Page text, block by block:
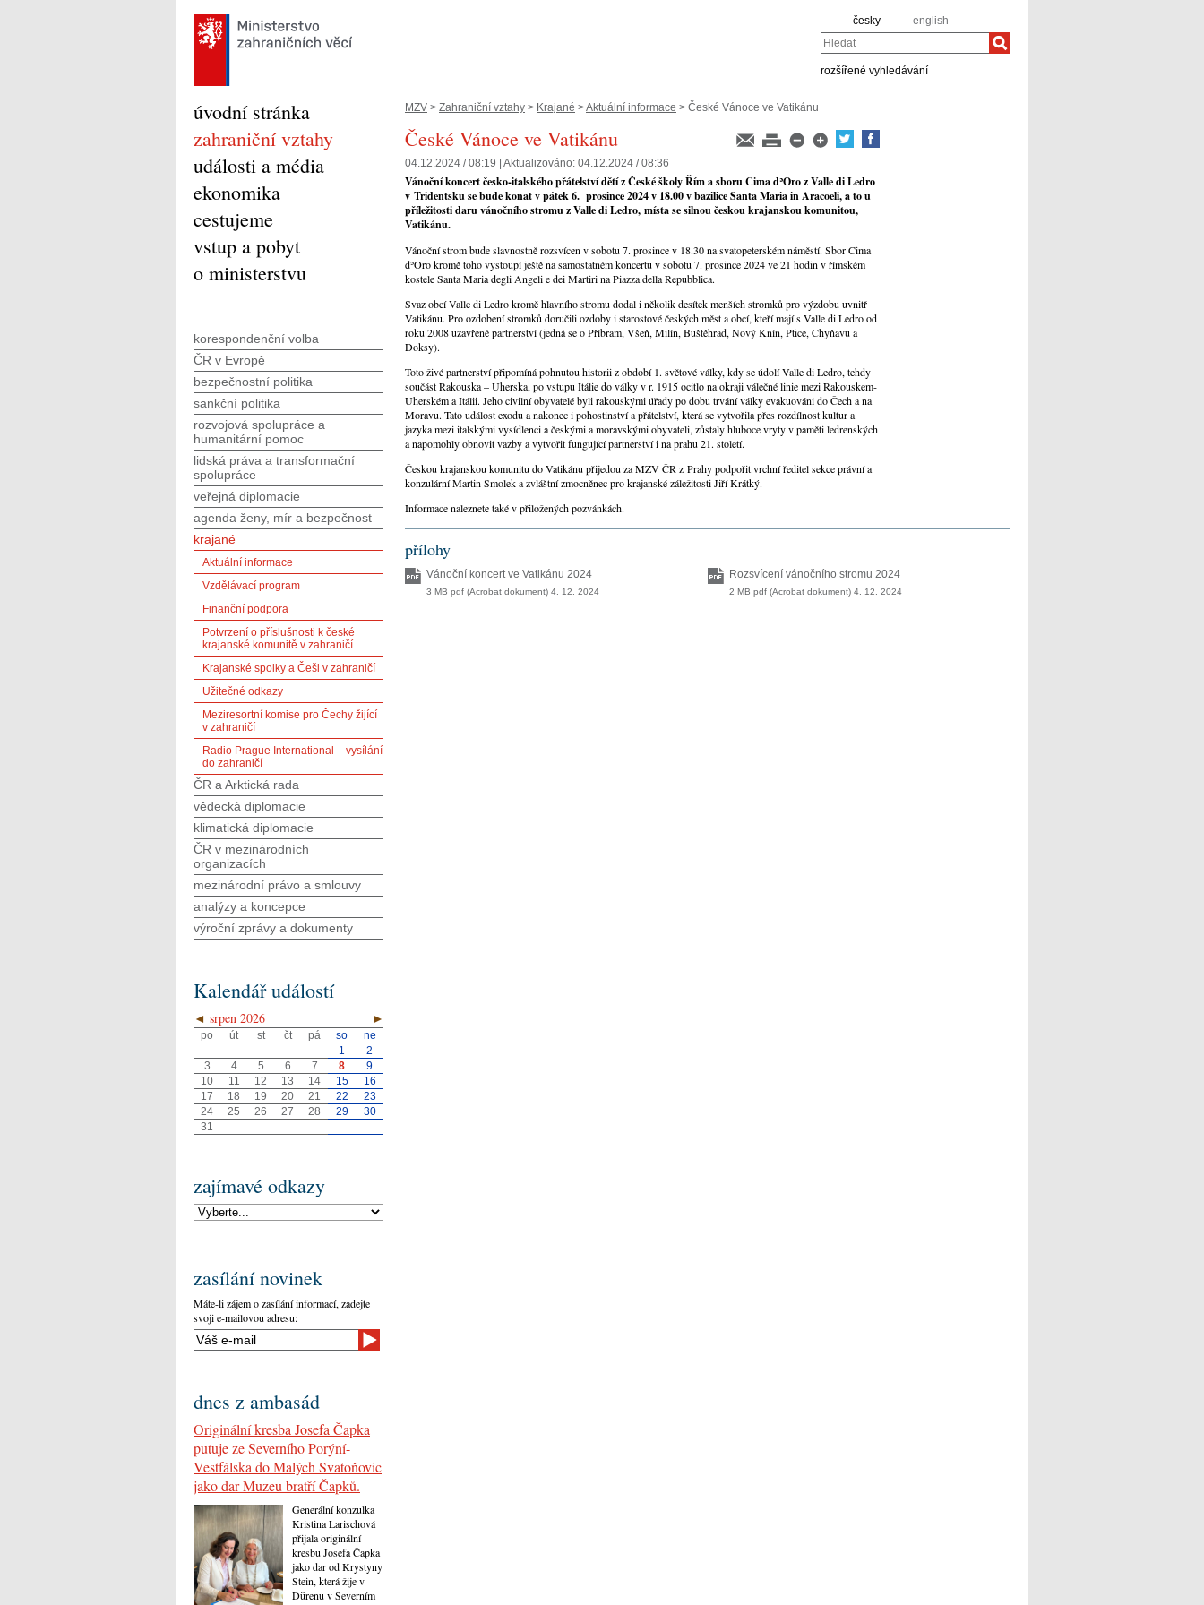
česky english
Hledat
rozšířené vyhledávání
MZV > Zahraniční vztahy > Krajané >Aktuální informace > České Vánoce ve Vatikánu
České Vánoce ve Vatikánu
04.12.2024 / 08:19 | Aktualizováno: 04.12.2024 / 08:36
Vánoční koncert česko-italského přátelství dětí z České školy Řím a sboru Cima dʾOro z Valle di Ledro
v Tridentsku se bude konat v pátek 6. prosince 2024 v 18.00 v bazilice Santa Maria in Aracoeli, a to u
příležitosti daru vánočního stromu z Valle di Ledro, místa se silnou českou krajanskou komunitou,
Vatikánu.
Vánoční strom bude slavnostně rozsvícen v sobotu 7. prosince v 18.30 na svatopeterském náměstí. Sbor Cima
dʾOro kromě toho vystoupí ještě na samostatném koncertu v sobotu 7. prosince 2024 ve 21 hodin v římském
kostele Santa Maria degli Angeli e dei Martiri na Piazza della Repubblica.
Svaz obcí Valle di Ledro kromě hlavního stromu dodal i několik desítek menších stromků pro výzdobu uvnitř
Vatikánu. Pro ozdobení stromků doručili ozdoby i starostové českých měst a obcí, kteří mají s Valle di Ledro od
roku 2008 uzavřené partnerství (jedná se o Příbram, Všeň, Milín, Buštěhrad, Nový Knín, Ptice, Chyňavu a
Doksy).
Toto živé partnerství připomíná pohnutou historii z období 1. světové války, kdy se údolí Valle di Ledro, tehdy
součást Rakouska – Uherska, po vstupu Itálie do války v r. 1915 ocitlo na okraji válečné linie mezi Rakouskem-
Uherském a Itálii. Jeho civilní obyvatelé byli rakouskými úřady po dobu trvání války evakuováni do Čech a na
Moravu. Tato událost exodu a nakonec i pohostinství a přátelství, která se vytvořila přes rozdílnost kultur a
jazyka mezi italskými vysídlenci a českými a moravskými obyvateli, zůstaly hluboce vryty v paměti ledrenských
a napomohly obnovit vazby a vytvořit fungující partnerství i na prahu 21. století.
Českou krajanskou komunitu do Vatikánu přijedou za MZV ČR z Prahy podpořit vrchní ředitel sekce právní a
konzulární Martin Smolek a zvláštní zmocněnec pro krajanské záležitosti Jiří Krátký.
Informace naleznete také v přiložených pozvánkách.
přílohy
Vánoční koncert ve Vatikánu 2024
3 MB pdf (Acrobat dokument) 4. 12. 2024
Rozsvícení vánočního stromu 2024
2 MB pdf (Acrobat dokument) 4. 12. 2024
úvodní stránka
zahraniční vztahy
události a média
ekonomika
cestujeme
vstup a pobyt
o ministerstvu
korespondenční volba
ČR v Evropě
bezpečnostní politika
sankční politika
rozvojová spolupráce a
humanitární pomoc
lidská práva a transformační
spolupráce
veřejná diplomacie
agenda ženy, mír a bezpečnost
krajané
Aktuální informace
Vzdělávací program
Finanční podpora
Potvrzení o příslušnosti k české
krajanské komunitě v zahraničí
Krajanské spolky a Češi v zahraničí
Užitečné odkazy
Meziresortní komise pro Čechy žijící
v zahraničí
Radio Prague International – vysílání
do zahraničí
ČR a Arktická rada
vědecká diplomacie
klimatická diplomacie
ČR v mezinárodních
organizacích
mezinárodní právo a smlouvy
analýzy a koncepce
výroční zprávy a dokumenty
Kalendář událostí
◄ ►
srpen 2026
po út st čt pá so
ne
1
2
3
4 5 6 7 8
9
10
11 12 13 14 15
16
17
18 19 20 21 22
23
24
25 26 27 28 29
30
31
zajímavé odkazy
zasílání novinek
Máte-li zájem o zasílání informací, zadejte
svoji e-mailovou adresu:
dnes z ambasád
Originální kresba Josefa Čapka
putuje ze Severního Porýní-
Vestfálska do Malých Svatoňovic
jako dar Muzeu bratří Čapků.
Generální konzulka
Kristina Larischová
přijala originální
kresbu Josefa Čapka
jako dar od Krystyny
Stein, která žije v
Dürenu v Severním